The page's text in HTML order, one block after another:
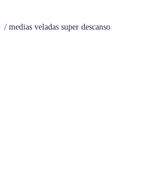
medias veladas super descanso